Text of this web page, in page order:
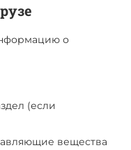
о
(если
вещества